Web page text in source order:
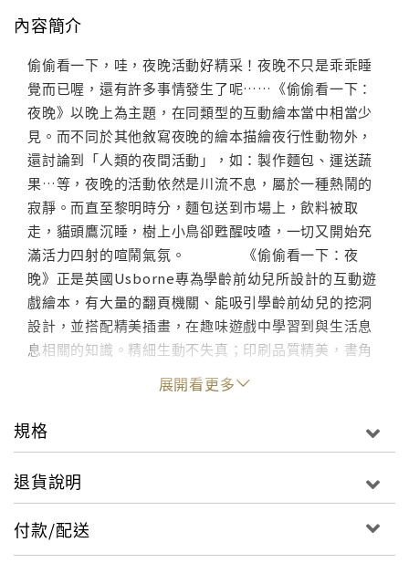
內容簡介
偷偷看一下，哇，夜晚活動好精采！夜晚不只是乖乖睡
覺而已喔，還有許多事情發生了呢……《偷偷看一下：
夜晚》以晚上為主題，在同類型的互動繪本當中相當少
見。而不同於其他敘寫夜晚的繪本描繪夜行性動物外，
還討論到「人類的夜間活動」，如：製作麵包、運送蔬
果…等，夜晚的活動依然是川流不息，屬於一種熱鬧的
寂靜。而直至黎明時分，麵包送到市場上，飲料被取
走，貓頭鷹沉睡，樹上小鳥卻甦醒吱喳，一切又開始充
滿活力四射的喧鬧氣氛。 《偷偷看一下：夜
晚》正是英國Usborne專為學齡前幼兒所設計的互動遊
戲繪本，有大量的翻頁機關、能吸引學齡前幼兒的挖洞
設計，並搭配精美插畫，在趣味遊戲中學習到與生活息
息相關的知識。精細生動不失真；印刷品質精美，書角
貼心的圓角設計，硬紙板好翻不易損壞，讓孩子讀得開
心也讓家長放心。快一起來認識夜晚還有哪些熱鬧的活
動吧！
展開看更多
規格
退貨說明
付款/配送